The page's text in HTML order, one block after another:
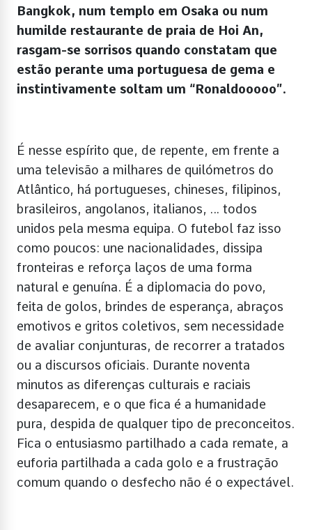
Bangkok, num templo em Osaka ou num
humilde restaurante de praia de Hoi An,
rasgam-se sorrisos quando constatam que
estão perante uma portuguesa de gema e
instintivamente soltam um “Ronaldooooo”.
É nesse espírito que, de repente, em frente a
uma televisão a milhares de quilómetros do
Atlântico, há portugueses, chineses, filipinos,
brasileiros, angolanos, italianos, … todos
unidos pela mesma equipa. O futebol faz isso
como poucos: une nacionalidades, dissipa
fronteiras e reforça laços de uma forma
natural e genuína. É a diplomacia do povo,
feita de golos, brindes de esperança, abraços
emotivos e gritos coletivos, sem necessidade
de avaliar conjunturas, de recorrer a tratados
ou a discursos oficiais. Durante noventa
minutos as diferenças culturais e raciais
desaparecem, e o que fica é a humanidade
pura, despida de qualquer tipo de preconceitos.
Fica o entusiasmo partilhado a cada remate, a
euforia partilhada a cada golo e a frustração
comum quando o desfecho não é o expectável.